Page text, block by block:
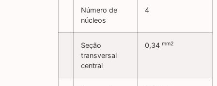
Número de
núcleos
4
Seção
transversal
central
0,34 mm2